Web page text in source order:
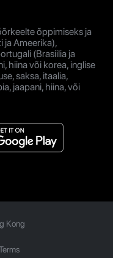
õppimiseks ja
ja Ameerika),
(Brasiilia ja
hiina või korea, inglise
saksa, itaalia,
jaapani, hiina, või
Kong